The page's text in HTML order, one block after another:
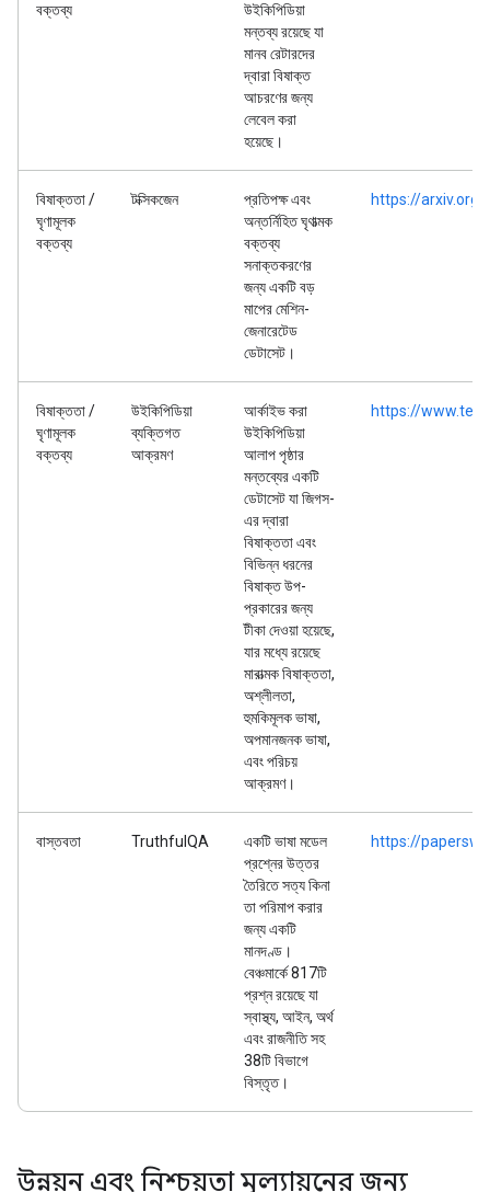
বক্তব্য
উইকিপিডিয়া
মন্তব্য রয়েছে যা
মানব রেটারদের
দ্বারা বিষাক্ত
আচরণের জন্য
লেবেল করা
হয়েছে।
বিষাক্ততা /
ঘৃণামূলক
বক্তব্য
টক্সিকজেন
প্রতিপক্ষ এবং
অন্তর্নিহিত ঘৃণাত্মক
বক্তব্য
সনাক্তকরণের
জন্য একটি বড়
মাপের মেশিন-
জেনারেটেড
ডেটাসেট।
https://
বিষাক্ততা /
ঘৃণামূলক
বক্তব্য
উইকিপিডিয়া
ব্যক্তিগত
আক্রমণ
আর্কাইভ করা
উইকিপিডিয়া
আলাপ পৃষ্ঠার
মন্তব্যের একটি
ডেটাসেট যা জিগস-
এর দ্বারা
বিষাক্ততা এবং
বিভিন্ন ধরনের
বিষাক্ত উপ-
প্রকারের জন্য
টীকা দেওয়া হয়েছে,
যার মধ্যে রয়েছে
মারাত্মক বিষাক্ততা,
অশ্লীলতা,
হুমকিমূলক ভাষা,
অপমানজনক ভাষা,
এবং পরিচয়
আক্রমণ।
https://
বাস্তবতা TruthfulQA
একটি ভাষা মডেল
প্রশ্নের উত্তর
তৈরিতে সত্য কিনা
তা পরিমাপ করার
জন্য একটি
মানদণ্ড।
বেঞ্চমার্কে 817টি
প্রশ্ন রয়েছে যা
স্বাস্থ্য, আইন, অর্থ
এবং রাজনীতি সহ
38টি বিভাগে
বিস্তৃত।
https://
উন্নয়ন এবং নিশ্চয়তা মূল্যায়নের জন্য